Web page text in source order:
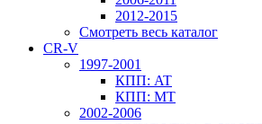
2012-2015
Смотреть весь каталог
CR-V
1997-2001
КПП: AT
КПП: MT
2002-2006